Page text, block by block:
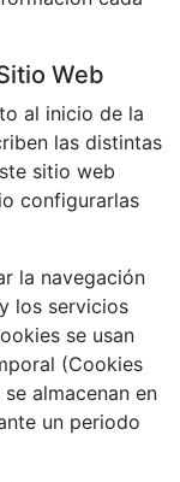
Web
al inicio de la
las distintas
sitio web
configurarlas
la navegación
los servicios
se usan
(Cookies
almacenan en
un periodo